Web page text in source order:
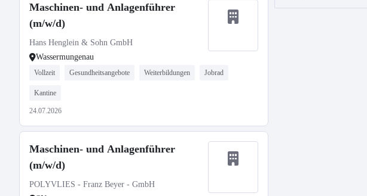
Maschinen- und Anlagenführer
(m/w/d)
Hans Henglein & Sohn GmbH
Wassermungenau
Vollzeit Gesundheitsangebote Weiterbildungen Jobrad
Kantine
24.07.2026
Maschinen- und Anlagenführer
(m/w/d)
POLYVLIES - Franz Beyer - GmbH